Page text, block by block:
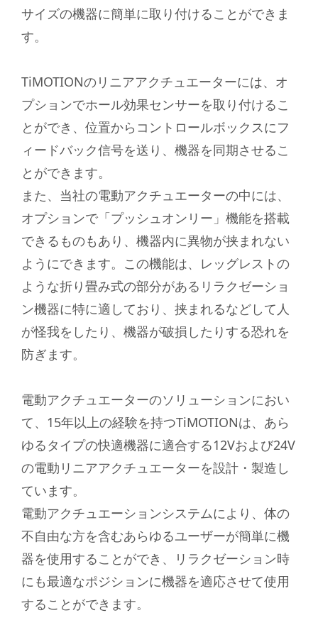
サイズの機器に簡単に取り付けることができま
す。
TiMOTIONのリニアアクチュエーターには、オ
プションでホール効果センサーを取り付けるこ
とができ、位置からコントロールボックスにフ
ィードバック信号を送り、機器を同期させるこ
とができます。
また、当社の電動アクチュエーターの中には、
オプションで「プッシュオンリー」機能を搭載
できるものもあり、機器内に異物が挟まれない
ようにできます。この機能は、レッグレストの
ような折り畳み式の部分があるリラクゼーショ
ン機器に特に適しており、挟まれるなどして人
が怪我をしたり、機器が破損したりする恐れを
防ぎます。
電動アクチュエーターのソリューションにおい
て、15年以上の経験を持つTiMOTIONは、あら
ゆるタイプの快適機器に適合する12Vおよび24V
の電動リニアアクチュエーターを設計・製造し
ています。
電動アクチュエーションシステムにより、体の
不自由な方を含むあらゆるユーザーが簡単に機
器を使用することができ、リラクゼーション時
にも最適なポジションに機器を適応させて使用
することができます。